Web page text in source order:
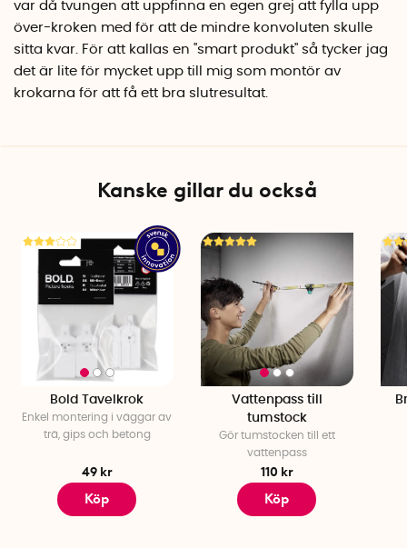
Tillverkningsland: Sverige
var då tvungen att uppfinna en egen grej att fylla upp
över-kroken med för att de mindre konvoluten skulle
sitta kvar. För att kallas en ''smart produkt'' så tycker jag
det är lite för mycket upp till mig som montör av
krokarna för att få ett bra slutresultat.
Kanske gillar du också
Bold Tavelkrok
Enkel montering i väggar av
trä, gips och betong
49 kr
Köp
Vattenpass till
tumstock
Gör tumstocken till ett
vattenpass
110 kr
Köp